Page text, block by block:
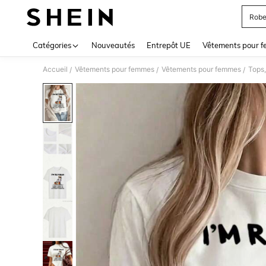
Catégories Nouveautés Entrepôt UE Vêtements pour
Accueil / Vêtements pour femmes / Vêtements pour femmes /